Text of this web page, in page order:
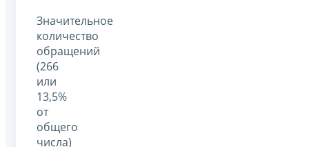
Значительное
количество
обращений
(266
или
13,5%
от
общего
числа)